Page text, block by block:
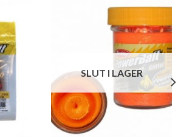
SLUT I LAGER